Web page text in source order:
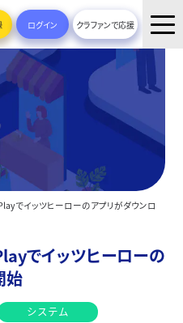
ログイン クラファンで応援
でイッツヒーローのアプリがダウンロ
でイッツヒーローの
始
システム